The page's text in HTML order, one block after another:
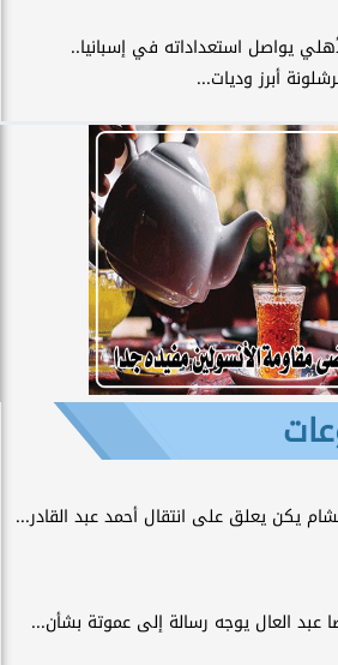
يواصل استعداداته في إسبانيا..
أبرز وديات...
يكن يعلق على انتقال أحمد عبد القادر...
عبد العال يوجه رسالة إلى عموتة بشأن...